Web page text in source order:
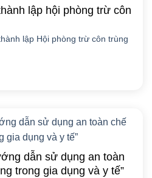
lập hội phòng trừ côn
lập Hội phòng trừ côn trùng
dẫn sử dụng an toàn
trong gia dụng và y tế”